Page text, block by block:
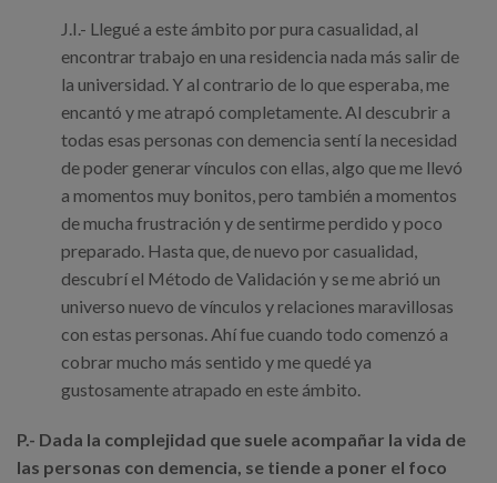
J.I.- Llegué a este ámbito por pura casualidad, al
encontrar trabajo en una residencia nada más salir de
la universidad. Y al contrario de lo que esperaba, me
encantó y me atrapó completamente. Al descubrir a
todas esas personas con demencia sentí la necesidad
de poder generar vínculos con ellas, algo que me llevó
a momentos muy bonitos, pero también a momentos
de mucha frustración y de sentirme perdido y poco
preparado. Hasta que, de nuevo por casualidad,
descubrí el Método de Validación y se me abrió un
universo nuevo de vínculos y relaciones maravillosas
con estas personas. Ahí fue cuando todo comenzó a
cobrar mucho más sentido y me quedé ya
gustosamente atrapado en este ámbito.
P.- Dada la complejidad que suele acompañar la vida de
las personas con demencia, se tiende a poner el foco